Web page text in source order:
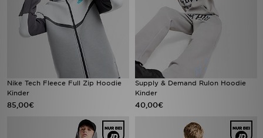
Nike Tech Fleece Full Zip Hoodie
Kinder
85,00€
Supply & Demand Rulon Hoodie
Kinder
40,00€